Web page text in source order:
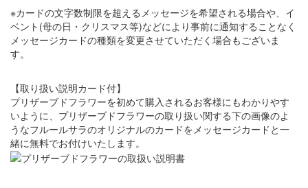
※カードの文字数制限を超えるメッセージを希望される場合や、イ
ベント(母の日・クリスマス等)などにより事前に通知することなく
メッセージカードの種類を変更させていただく場合もございま
す。
【取り扱い説明カード付】
プリザーブドフラワーを初めて購入されるお客様にもわかりやす
いように、プリザーブドフラワーの取り扱い関する下の画像のよ
うなフルールサラのオリジナルのカードをメッセージカードと一
緒に無料でお付けいたします。